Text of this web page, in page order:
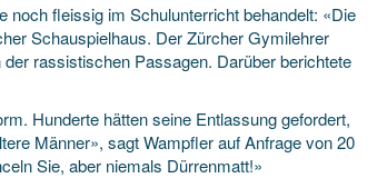
noch fleissig im Schulunterricht behandelt: «Die
Schauspielhaus. Der Zürcher Gymilehrer
rassistischen Passagen. Darüber berichtete
Hunderte hätten seine Entlassung gefordert,
Männer», sagt Wampfler auf Anfrage von 20
Sie, aber niemals Dürrenmatt!»